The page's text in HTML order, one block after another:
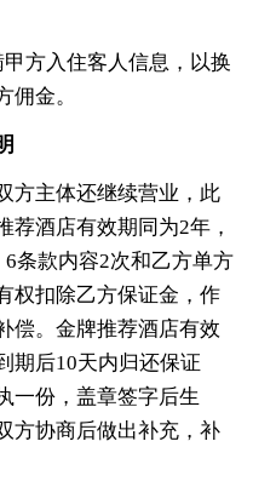
入住客人信息，以换
佣金。
主体还继续营业，此
荐酒店有效期同为2年，
条款内容2次和乙方单方
权扣除乙方保证金，作
偿。金牌推荐酒店有效
期后10天内归还保证
一份，盖章签字后生
方协商后做出补充，补